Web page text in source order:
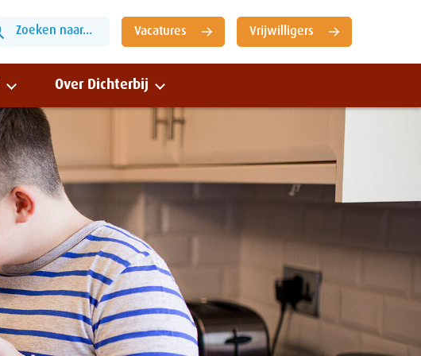
Zoeken naar... Vacatures Vrijwilligers
Over Dichterbij